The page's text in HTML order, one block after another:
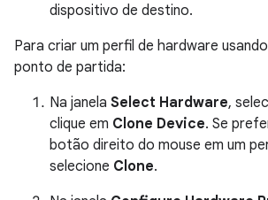
dispositivo de destino.
Para criar um perfil de hardware
ponto de partida:
Na janela Select Hardware,
clique em Clone Device. Se
botão direito do mouse em um
selecione Clone.